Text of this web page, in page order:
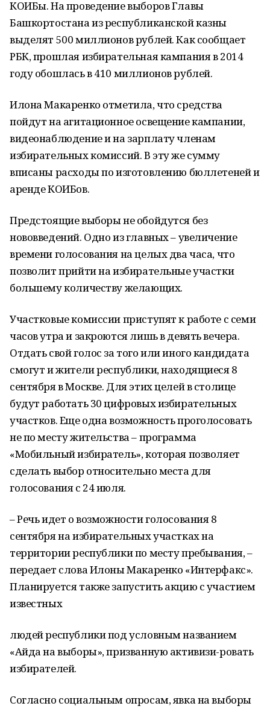
КОИБы. На проведение выборов Главы
Башкортостана из республиканской казны
выделят 500 миллионов рублей. Как сообщает
РБК, прошлая избирательная кампания в 2014
году обошлась в 410 миллионов рублей.
Илона Макаренко отметила, что средства
пойдут на агитационное освещение кампании,
видеонаблюдение и на зарплату членам
избирательных комиссий. В эту же сумму
вписаны расходы по изготовлению бюллетеней и
аренде КОИБов.
Предстоящие выборы не обойдутся без
нововведений. Одно из главных – увеличение
времени голосования на целых два часа, что
позволит прийти на избирательные участки
большему количеству желающих.
Участковые комиссии приступят к работе с семи
часов утра и закроются лишь в девять вечера.
Отдать свой голос за того или иного кандидата
смогут и жители республики, находящиеся 8
сентября в Москве. Для этих целей в столице
будут работать 30 цифровых избирательных
участков. Еще одна возможность проголосовать
не по месту жительства – программа
«Мобильный избиратель», которая позволяет
сделать выбор относительно места для
голосования с 24 июля.
– Речь идет о возможности голосования 8
сентября на избирательных участках на
территории республики по месту пребывания, –
передает слова Илоны Макаренко «Интерфакс».
Планируется также запустить акцию с участием
известных
людей республики под условным названием
«Айда на выборы», призванную активизи-ровать
избирателей.
Согласно социальным опросам, явка на выборы